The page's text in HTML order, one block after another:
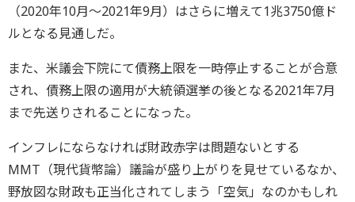
（2020年10月〜2021年9月）はさらに増えて1兆3750億ド
ルとなる見通しだ。
また、米議会下院にて債務上限を一時停止することが合意
され、債務上限の適用が大統領選挙の後となる2021年7月
まで先送りされることになった。
インフレにならなければ財政赤字は問題ないとする
MMT（現代貨幣論）議論が盛り上がりを見せているなか、
野放図な財政も正当化されてしまう「空気」なのかもしれ